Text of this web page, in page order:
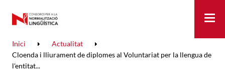
Inici
Actualitat
Cloenda i lliurament de diplomes al Voluntariat per la llengua de
l'entitat...